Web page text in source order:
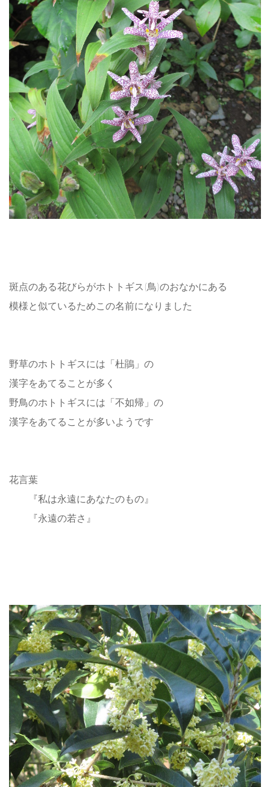
斑点のある花びらがホトトギス(鳥)のおなかにある
模様と似ているためこの名前になりました
野草のホトトギスには「杜鵑」の
漢字をあてることが多く
野鳥のホトトギスには「不如帰」の
漢字をあてることが多いようです
花言葉
『私は永遠にあなたのもの』
『永遠の若さ』